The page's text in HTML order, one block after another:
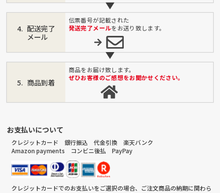
配送完了
メール
伝票番号が記載された
発送完了メールをお送り致します。
商品到着
商品をお届け致します。
ぜひお客様のご感想をお聞かせください。
お支払いについて
クレジットカード 銀行振込 代金引換 楽天バンク
Amazon payments コンビニ後払 PayPay
クレジットカードでのお支払いをご選択の場合、ご注文商品の納期に関わら